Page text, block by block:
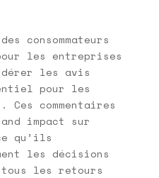
consommateurs
les entreprises
les avis
pour les
Ces commentaires
impact sur
qu’ils
les décisions
tous les retours